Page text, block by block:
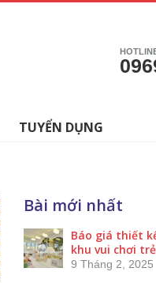
TUYỂN DỤNG
Bài mới nhất
Báo giá thiết
khu vui chơi
9 Tháng 2, 2025